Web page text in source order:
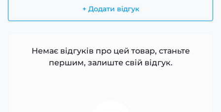
+ Додати відгук
Немає відгуків про цей товар, станьте
першим, залиште свій відгук.